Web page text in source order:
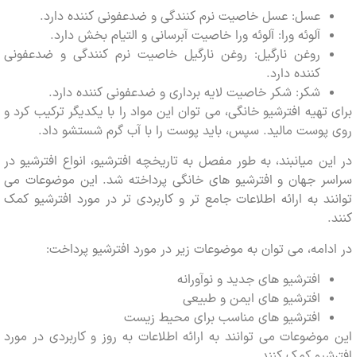
عسل: عسل خاصیت نرم کنندگی و ضدعفونی کننده دارد.
آلوئه ورا: آلوئه ورا خاصیت آبرسانی و التیام بخش دارد.
روغن نارگیل: روغن نارگیل خاصیت نرم کنندگی و ضدعفونی
کننده دارد.
شکر: شکر خاصیت لایه برداری و ضدعفونی کننده دارد.
افترشیو خانگی، می توان این مواد را با یکدیگر ترکیب کرد و
مالید. سپس، باید پوست را با آب گرم شستشو داد.
میانبند، به طور مفصل به تاریخچه افترشیو، انواع افترشیو در
جهان و افترشیو های خانگی پرداخته شد. این موضوعات می
به ارائه اطلاعات جامع تر و کاربردی تر در مورد افترشیو کمک
می توان به موضوعات زیر در مورد افترشیو پرداخت:
افترشیو های جدید و نوآورانه
افترشیو های ایمن و طبیعی
افترشیو های مناسب برای محیط زیست
می توانند به ارائه اطلاعات به روز و کاربردی در مورد